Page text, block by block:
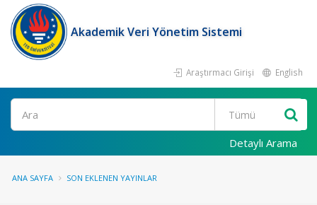
Akademik Veri Yönetim Sistemi
Araştırmacı Girişi English
Ara
Detaylı Arama
ANA SAYFA SON EKLENEN YAYINLAR